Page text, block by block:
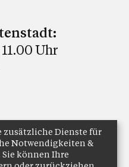
Uhr
zusätzliche Dienste für
Notwendigkeiten &
können Ihre